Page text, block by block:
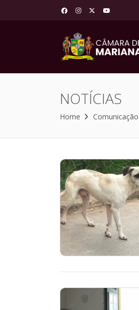
NOTÍCIAS
Home Comunicação